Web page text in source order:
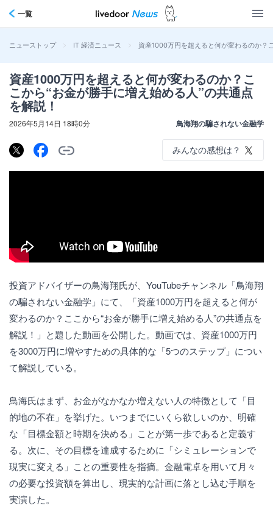
一覧
ニューストップ > IT 経済ニュース > 資産1000万円を超えると何が変わるのか？
資産1000万円を超えると何が変わるのか？こ
こから“お金が勝手に増え始める人”の共通点
を解説！
2026年5月14日 18時0分 鳥海翔の騙されない金融学
みんなの感想は？
投資アドバイザーの鳥海翔氏が、YouTubeチャンネル「鳥海翔
の騙されない金融学」にて、「資産1000万円を超えると何が
変わるのか？ここから“お金が勝手に増え始める人”の共通点を
解説！」と題した動画を公開した。動画では、資産1000万円
を3000万円に増やすための具体的な「5つのステップ」につい
て解説している。
鳥海氏はまず、お金がなかなか増えない人の特徴として「目
的地の不在」を挙げた。いつまでにいくら欲しいのか、明確
な「目標金額と時期を決める」ことが第一歩であると定義す
る。次に、その目標を達成するために「シミュレーションで
現実に変える」ことの重要性を指摘。金融電卓を用いて月々
の必要な投資額を算出し、現実的な計画に落とし込む手順を
実演した。